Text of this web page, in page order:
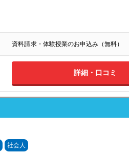
資料請求・体験授業のお申込み（無料）
詳細・口コミ
社会人